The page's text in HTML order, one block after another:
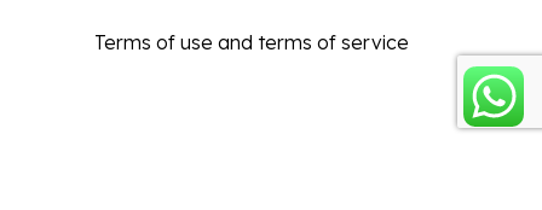
Terms of use and terms of service